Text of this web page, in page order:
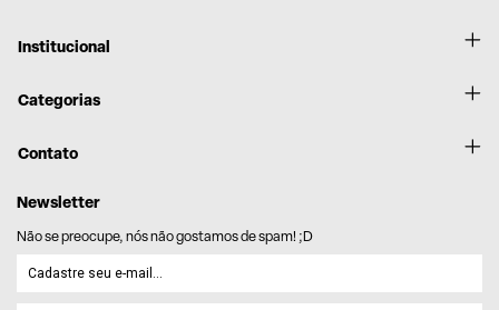
Institucional
Categorias
Contato
Newsletter
Não se preocupe, nós não gostamos de spam! ;D